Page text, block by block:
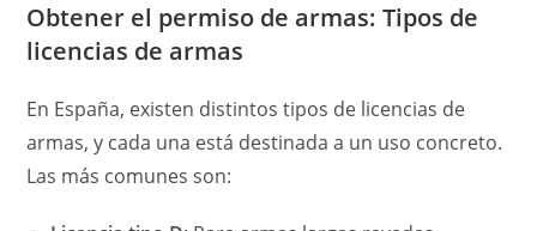
Obtener el permiso de armas: Tipos de
licencias de armas
En España, existen distintos tipos de licencias de
armas, y cada una está destinada a un uso concreto.
Las más comunes son: